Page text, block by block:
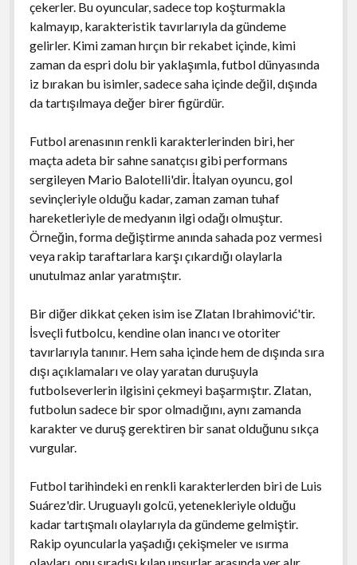
çekerler. Bu oyuncular, sadece top koşturmakla
kalmayıp, karakteristik tavırlarıyla da gündeme
gelirler. Kimi zaman hırçın bir rekabet içinde, kimi
zaman da espri dolu bir yaklaşımla, futbol dünyasında
iz bırakan bu isimler, sadece saha içinde değil, dışında
da tartışılmaya değer birer figürdür.
Futbol arenasının renkli karakterlerinden biri, her
maçta adeta bir sahne sanatçısı gibi performans
sergileyen Mario Balotelli'dir. İtalyan oyuncu, gol
sevinçleriyle olduğu kadar, zaman zaman tuhaf
hareketleriyle de medyanın ilgi odağı olmuştur.
Örneğin, forma değiştirme anında sahada poz vermesi
veya rakip taraftarlara karşı çıkardığı olaylarla
unutulmaz anlar yaratmıştır.
Bir diğer dikkat çeken isim ise Zlatan Ibrahimović'tir.
İsveçli futbolcu, kendine olan inancı ve otoriter
tavırlarıyla tanınır. Hem saha içinde hem de dışında sıra
dışı açıklamaları ve olay yaratan duruşuyla
futbolseverlerin ilgisini çekmeyi başarmıştır. Zlatan,
futbolun sadece bir spor olmadığını, aynı zamanda
karakter ve duruş gerektiren bir sanat olduğunu sıkça
vurgular.
Futbol tarihindeki en renkli karakterlerden biri de Luis
Suárez'dir. Uruguaylı golcü, yetenekleriyle olduğu
kadar tartışmalı olaylarıyla da gündeme gelmiştir.
Rakip oyuncularla yaşadığı çekişmeler ve ısırma